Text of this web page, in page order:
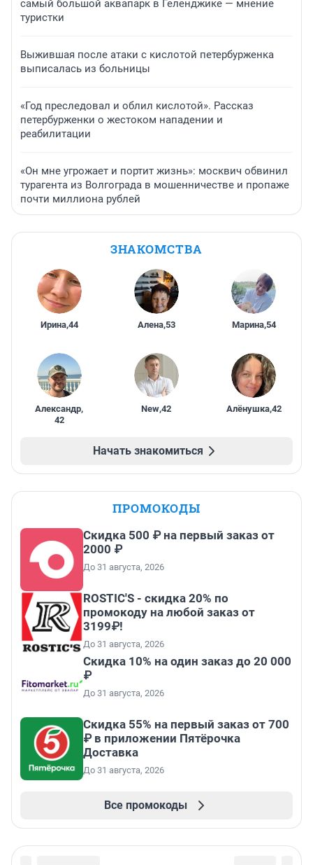
самый большой аквапарк в Геленджике — мнение
туристки
Выжившая после атаки с кислотой петербурженка
выписалась из больницы
«Год преследовал и облил кислотой». Рассказ
петербурженки о жестоком нападении и
реабилитации
«Он мне угрожает и портит жизнь»: москвич обвинил
турагента из Волгограда в мошенничестве и пропаже
почти миллиона рублей
ЗНАКОМСТВА
Ирина,44 Алена,53 Марина,54
Александр,
42
New,42 Алёнушка,42
Начать знакомиться
ПРОМОКОДЫ
Скидка 500 ₽ на первый заказ от
2000 ₽
До 31 августа, 2026
ROSTIC'S - скидка 20% по
промокоду на любой заказ от
3199₽!
До 31 августа, 2026
Скидка 10% на один заказ до 20 000
₽
До 31 августа, 2026
Скидка 55% на первый заказ от 700
₽ в приложении Пятёрочка
Доставка
До 31 августа, 2026
Все промокоды